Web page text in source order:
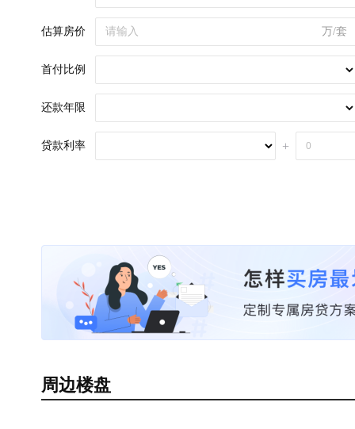
估算房价 万/套
首付比例
还款年限
贷款利率 +
周边楼盘